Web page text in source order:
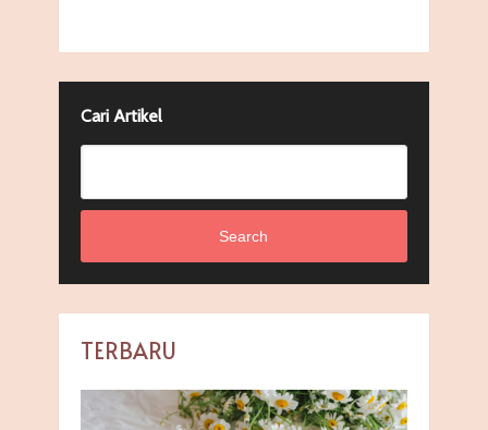
Cari Artikel
Search
TERBARU